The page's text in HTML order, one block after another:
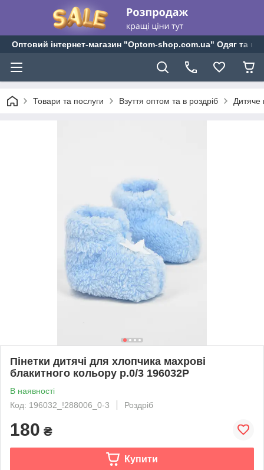
Оптовий інтернет-магазин "Optom-shop.com.ua" Одяг та
Товари та послуги Взуття оптом та в роздріб Дитяче
Пінетки дитячі для хлопчика махрові
блакитного кольору р.0/3 196032P
В наявності
Код: 196032_!288006_0-3
Роздріб
180 ₴
Купити